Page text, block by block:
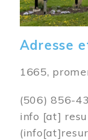
Adresse
1665,
(506) 856-
info [at]